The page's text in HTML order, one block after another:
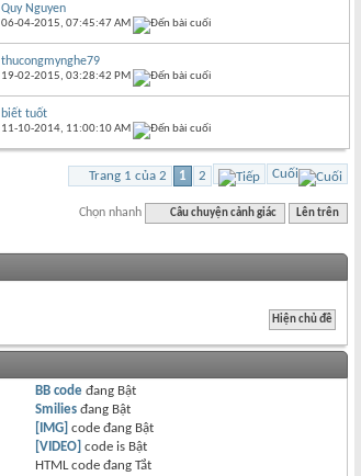
Quy Nguyen
06-04-2015,07:45:47 AM
thucongmynghe79
19-02-2015,03:28:42 PM
biết tuốt
11-10-2014, 11:00:10 AM
Trang 1 của 2 1 2 Cuối
Chọn nhanh Câu chuyện cảnh giác Lên trên
BB code đang Bật
Smilies đang Bật
[IMG] code đang Bật
[VIDEO] code is Bật
HTML code đangTắt